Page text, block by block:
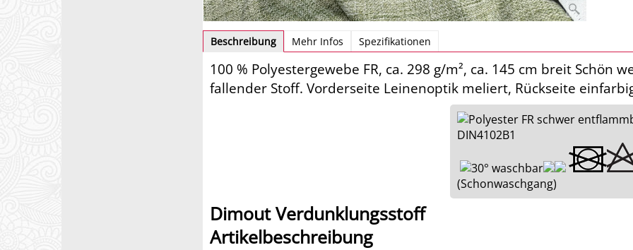
Beschreibung Mehr Infos Spezifikationen
100 % Polyestergewebe FR, ca. 298 g/m², ca. 145 cm breit Schön
fallender Stoff. Vorderseite Leinenoptik meliert, Rückseite
(Schonwaschgang)
Dimout Verdunklungsstoff
Artikelbeschreibung